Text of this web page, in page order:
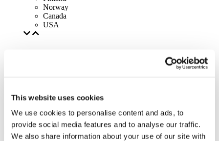
This website uses cookies
We use cookies to personalise content and ads, to
provide social media features and to analyse our traffic.
We also share information about your use of our site with
Norway
Canada
USA